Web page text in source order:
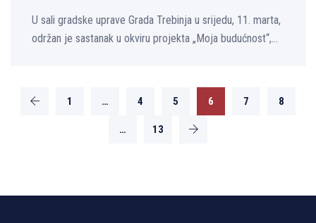
U sali gradske uprave Grada Trebinja u srijedu, 11. marta,
održan je sastanak u okviru projekta „Moja budućnost“,...
1 … 4 5 6 7 8
… 13